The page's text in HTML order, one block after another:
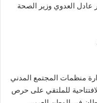
عادل العدوي وزير الصحة
منظمات المجتمع المدني
للملتقي على حرص